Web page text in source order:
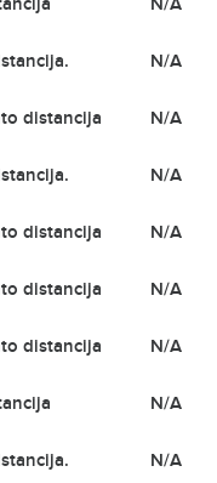
N/A
distancija N/A
N/A
distancija N/A
distancija N/A
distancija N/A
N/A
N/A